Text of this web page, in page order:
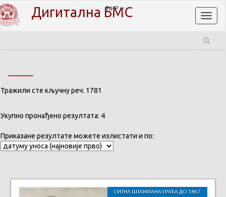
Дигитална БМС
ЋИР
Тражили сте кључну реч: 1781
Укупно пронађено резултата: 4
Приказане резултате можете излистати и по:
СИТНА ШТАМПАНА ГРАЂА ДО 1867.